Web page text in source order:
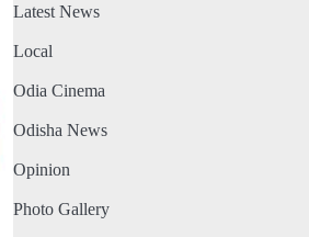
Latest News
Local
Odia Cinema
Odisha News
Opinion
Photo Gallery